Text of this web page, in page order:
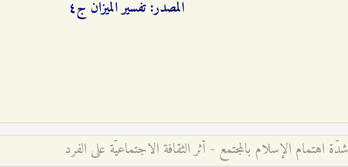
المصدر: تفسير الميزان ج٤
شدّة اهتمام الإسلام بالمجتمع - أثر الثقافة الاجتماعيّة على الفرد